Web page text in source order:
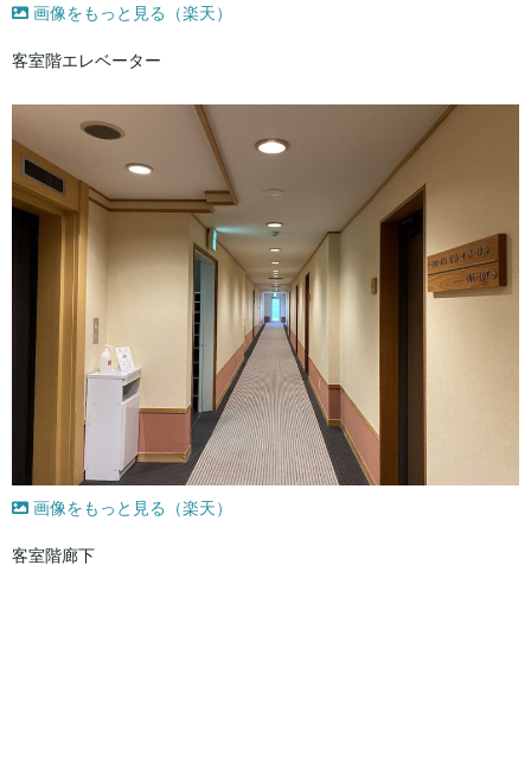
画像をもっと見る（楽天）
客室階エレベーター
画像をもっと見る（楽天）
客室階廊下